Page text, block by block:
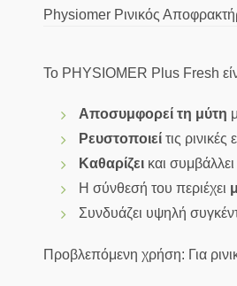
Physiomer Ρινικός
Το PHYSIOMER Plus Fresh
Αποσυμφορεί τη μύτη
Ρευστοποιείτις ρινικές
Καθαρίζεικαι
Η σύνθεσή του περιέχει
Συνδυάζει υψηλή
Προβλεπόμενη χρήση: Για